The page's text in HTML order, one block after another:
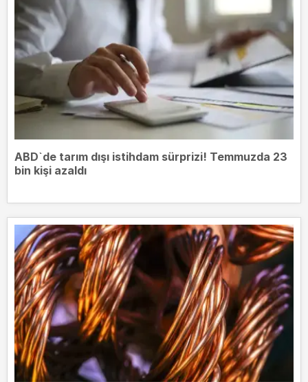
ABD`de tarım dışı istihdam sürprizi! Temmuzda 23
bin kişi azaldı